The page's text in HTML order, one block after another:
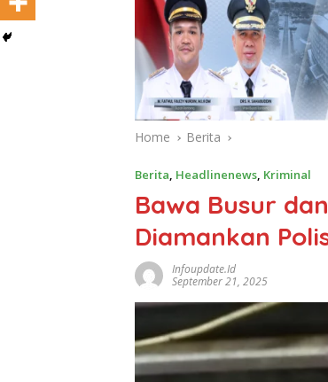
Home Berita
Berita, Headlinenews, Kriminal
Bawa Busur
Diamankan
Infoupdate.id
September 21, 2025